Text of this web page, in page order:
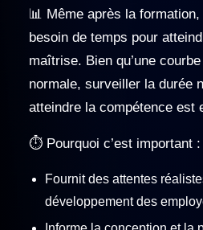
📊 Même après la
besoin de temps pour
maîtrise. Bien qu’une
normale, surveiller la durée
atteindre la compétence est
⏱️ Pourquoi c’est important :
Fournit des attentes
développement des